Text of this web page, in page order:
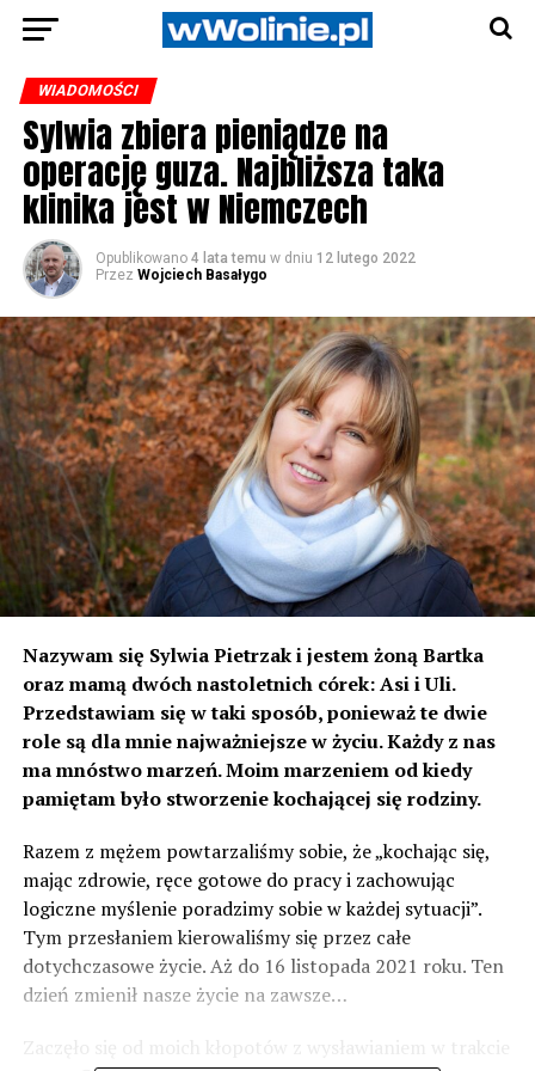
WIADOMOŚCI
Sylwia zbiera pieniądze na
operację guza. Najbliższa taka
klinika jest w Niemczech
Opublikowano 4 lata temu w dniu 12 lutego 2022
Przez Wojciech Basałygo
Nazywam się Sylwia Pietrzak i jestem żoną Bartka
oraz mamą dwóch nastoletnich córek: Asi i Uli.
Przedstawiam się w taki sposób, ponieważ te dwie
role są dla mnie najważniejsze w życiu. Każdy z nas
ma mnóstwo marzeń. Moim marzeniem od kiedy
pamiętam było stworzenie kochającej się rodziny.
Razem z mężem powtarzaliśmy sobie, że „kochając się,
mając zdrowie, ręce gotowe do pracy i zachowując
logiczne myślenie poradzimy sobie w każdej sytuacji”.
Tym przesłaniem kierowaliśmy się przez całe
dotychczasowe życie. Aż do 16 listopada 2021 roku. Ten
dzień zmienił nasze życie na zawsze…